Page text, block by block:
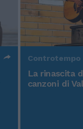
Controtempo
La rinascita
canzoni di